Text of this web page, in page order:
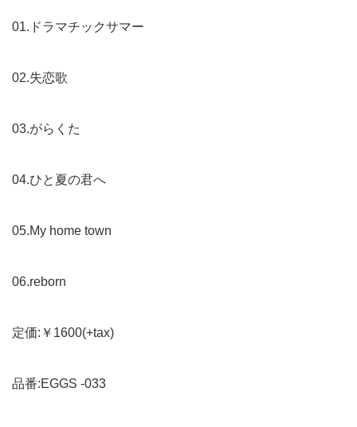
01.ドラマチックサマー
02.失恋歌
03.がらくた
04.ひと夏の君へ
05.My home town
06.reborn
定価:￥1600(+tax)
品番:EGGS -033